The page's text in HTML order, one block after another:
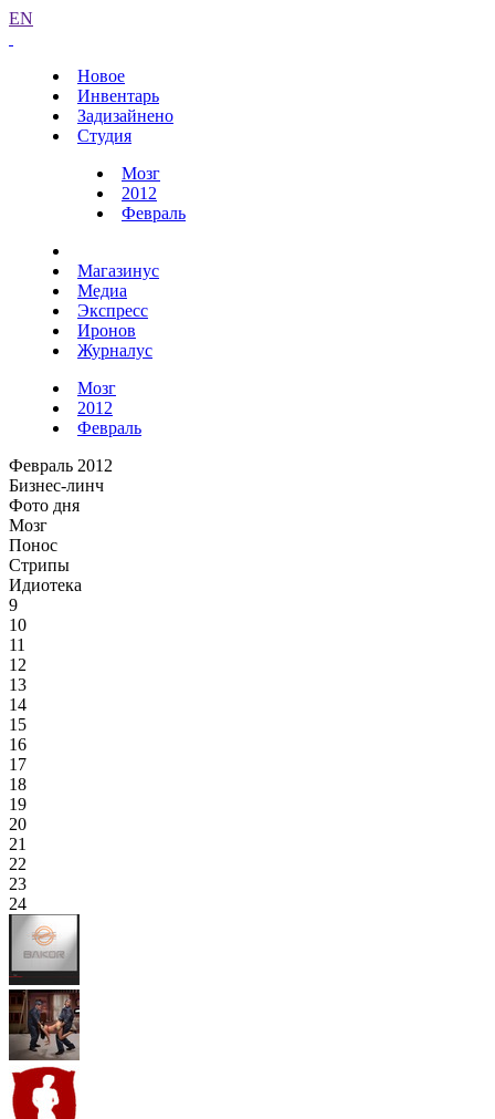
EN
Новое
Инвентарь
Задизайнено
Студия
Мозг
2012
Февраль
Магазинус
Медиа
Экспресс
Иронов
Журналус
Мозг
2012
Февраль
Февраль 2012
Бизнес-линч
Фото дня
Мозг
Понос
Стрипы
Идиотека
9
10
11
12
13
14
15
16
17
18
19
20
21
22
23
24